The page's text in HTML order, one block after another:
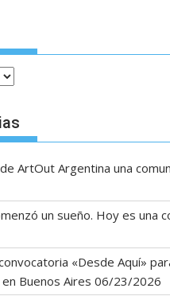
ArtOut Argentina una
un sueño. Hoy es una
«Desde Aquí»
Buenos Aires 06/23/2026